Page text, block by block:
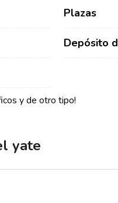
Plazas
Depósito
y de otro tipo!
yate
Tripulación
Alquiler de Yates de
Alquiler de Yates en